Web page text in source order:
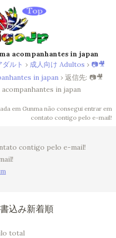
acompanhantes in japan
ルト › 成人向け Adultos › 📷🎥
in japan › 返信先: 📷🎥
in japan
em Gunma não consegui entrar em
contato contigo pelo e-mail!
contigo pelo e-mail!
込み新着順
total